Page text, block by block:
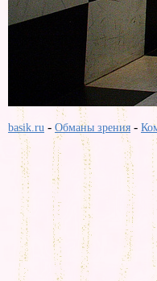
basik.ru - Обманы зрения -